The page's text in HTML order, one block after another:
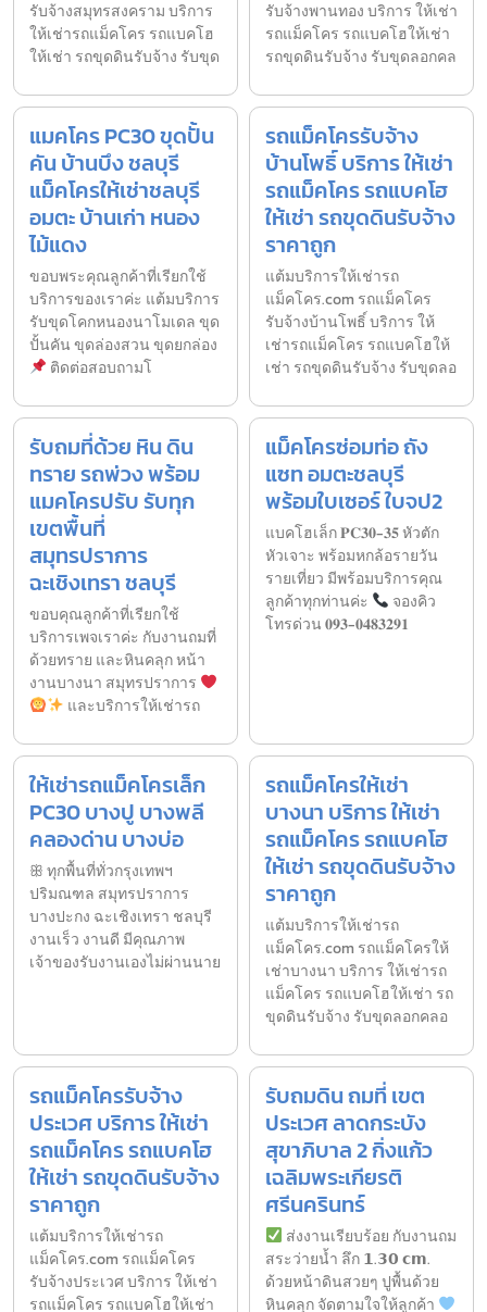
รับจ้างสมุทรสงคราม บริการ
ให้เช่ารถแม็คโคร รถแบคโฮ
ให้เช่า รถขุดดินรับจ้าง รับขุด
รับจ้างพานทอง บริการ ให้เช่า
รถแม็คโคร รถแบคโฮให้เช่า
รถขุดดินรับจ้าง รับขุดลอกคล
แมคโคร PC30 ขุดปั้น
คัน บ้านบึง ชลบุรี
แม็คโครให้เช่าชลบุรี
อมตะ บ้านเก่า หนอง
ไม้แดง
ขอบพระคุณลูกค้าที่เรียกใช้
บริการของเราค่ะ แต้มบริการ
รับขุดโคกหนองนาโมเดล ขุด
ปั้นคัน ขุดล่องสวน ขุดยกล่อง
ติดต่อสอบถามโ
รถแม็คโครรับจ้าง
บ้านโพธิ์ บริการ ให้เช่า
รถแม็คโคร รถแบคโฮ
ให้เช่า รถขุดดินรับจ้าง
ราคาถูก
แต้มบริการให้เช่ารถ
แม็คโคร.com รถแม็คโคร
รับจ้างบ้านโพธิ์ บริการ ให้
เช่ารถแม็คโคร รถแบคโฮให้
เช่า รถขุดดินรับจ้าง รับขุดลอ
รับถมที่ด้วย หิน ดิน
ทราย รถพ่วง พร้อม
แมคโครปรับ รับทุก
เขตพื้นที่
สมุทรปราการ
ฉะเชิงเทรา ชลบุรี
ขอบคุณลูกค้าที่เรียกใช้
บริการเพจเราค่ะ กับงานถมที่
ด้วยทราย และหินคลุก หน้า
งานบางนา สมุทรปราการ
และบริการให้เช่ารถ
แม็คโครซ่อมท่อ ถัง
แซท อมตะชลบุรี
พร้อมใบเซอร์ ใบจป2
แบคโฮเล็ก 𝐏𝐂𝟑𝟎-𝟑𝟓 หัวตัก
หัวเจาะ พร้อมหกล้อรายวัน
รายเที่ยว มีพร้อมบริการคุณ
ลูกค้าทุกท่านค่ะ
จองคิว
โทรด่วน 𝟎𝟗𝟑-𝟎𝟒𝟖𝟑𝟐𝟗𝟏
ให้เช่ารถแม็คโครเล็ก
PC30 บางปู บางพลี
คลองด่าน บางบ่อ
ꕥ ทุกพื้นที่ทั่วกรุงเทพฯ
ปริมณฑล สมุทรปราการ
บางปะกง ฉะเชิงเทรา ชลบุรี
งานเร็ว งานดี มีคุณภาพ
เจ้าของรับงานเองไม่ผ่านนาย
รถแม็คโครให้เช่า
บางนา บริการ ให้เช่า
รถแม็คโคร รถแบคโฮ
ให้เช่า รถขุดดินรับจ้าง
ราคาถูก
แต้มบริการให้เช่ารถ
แม็คโคร.com รถแม็คโครให้
เช่าบางนา บริการ ให้เช่ารถ
แม็คโคร รถแบคโฮให้เช่า รถ
ขุดดินรับจ้าง รับขุดลอกคลอ
รถแม็คโครรับจ้าง
ประเวศ บริการ ให้เช่า
รถแม็คโคร รถแบคโฮ
ให้เช่า รถขุดดินรับจ้าง
ราคาถูก
แต้มบริการให้เช่ารถ
แม็คโคร.com รถแม็คโคร
รับจ้างประเวศ บริการ ให้เช่า
รถแม็คโคร รถแบคโฮให้เช่า
รับถมดิน ถมที่ เขต
ประเวศ ลาดกระบัง
สุขาภิบาล 2 กิ่งแก้ว
เฉลิมพระเกียรติ
ศรีนครินทร์
ส่งงานเรียบร้อย กับงานถม
สระว่ายน้ำ ลึก 𝟭.𝟯𝟬 𝗰𝗺.
ด้วยหน้าดินสวยๆ ปูพื้นด้วย
หินคลุก จัดตามใจให้ลูกค้า